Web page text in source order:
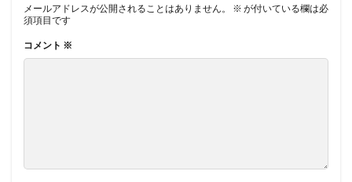
メールアドレスが公開されることはありません。 ※ が付いている欄は必
須項目です
コメント ※